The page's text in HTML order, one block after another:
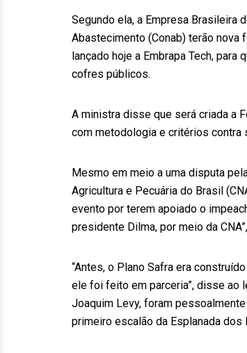
Segundo ela, a Empresa Brasileira
Abastecimento (Conab) terão nova
lançado hoje a Embrapa Tech,
cofres públicos.
A ministra disse que será criada a
com metodologia e critérios contra
Mesmo em meio a uma disputa
Agricultura e Pecuária do Brasil
evento por terem apoiado o
presidente Dilma, por meio da
“Antes, o Plano Safra era
ele foi feito em parceria”, disse ao
Joaquim Levy, foram
primeiro escalão da Esplanada dos